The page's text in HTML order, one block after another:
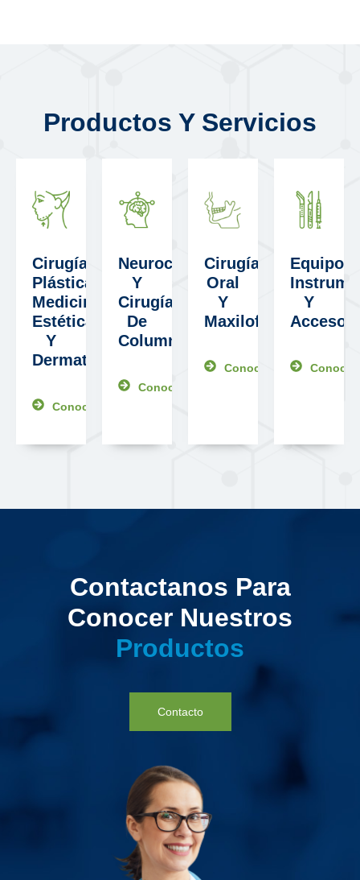
Productos Y Servicios
Cirugía
Plástica,
Medicina
Estética
Y
Dermatología
Conocer más
Neurocirugía
Y
Cirugía
De
Columna
Conocer más
Cirugía
Oral
Y
Maxilofacial
Conocer más
Equipos,
Y
Conocer
Contactanos Para
Conocer Nuestros
Productos
Contacto